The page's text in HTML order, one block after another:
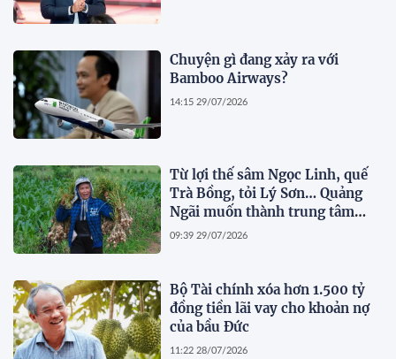
Chuyện gì đang xảy ra với
Bamboo Airways?
14:15 29/07/2026
Từ lợi thế sâm Ngọc Linh, quế
Trà Bồng, tỏi Lý Sơn… Quảng
Ngãi muốn thành trung tâm
dược liệu
09:39 29/07/2026
Bộ Tài chính xóa hơn 1.500 tỷ
đồng tiền lãi vay cho khoản nợ
của bầu Đức
11:22 28/07/2026